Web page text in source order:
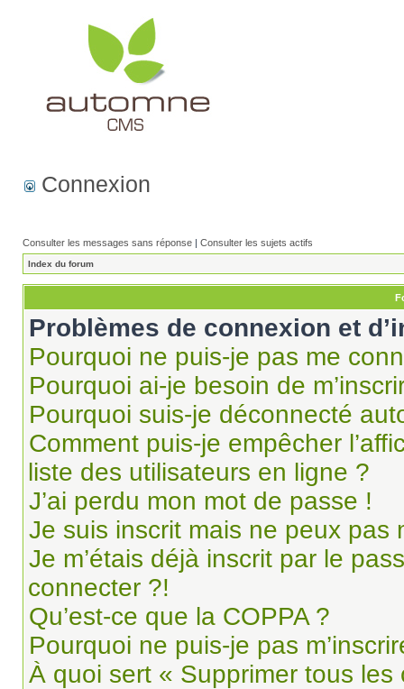
Connexion
Consulter les messages sans réponse | Consulter les sujets actifs
Index du forum
Problèmes de connexion et
Pourquoi ne puis-je pas me
Pourquoi ai-je besoin de
Pourquoi suis-je déconnecté
Comment puis-je empêcher
liste des utilisateurs en ligne ?
J’ai perdu mon mot de passe !
Je suis inscrit mais ne peux pas
Je m’étais déjà inscrit par le
connecter ?!
Qu’est-ce que la COPPA ?
Pourquoi ne puis-je pas
À quoi sert « Supprimer tous